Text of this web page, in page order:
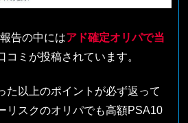
告の中にはアド確定オリパで当
コミが投稿されています。
た以上のポイントが必ず返って
リスクのオリパでも高額PSA10